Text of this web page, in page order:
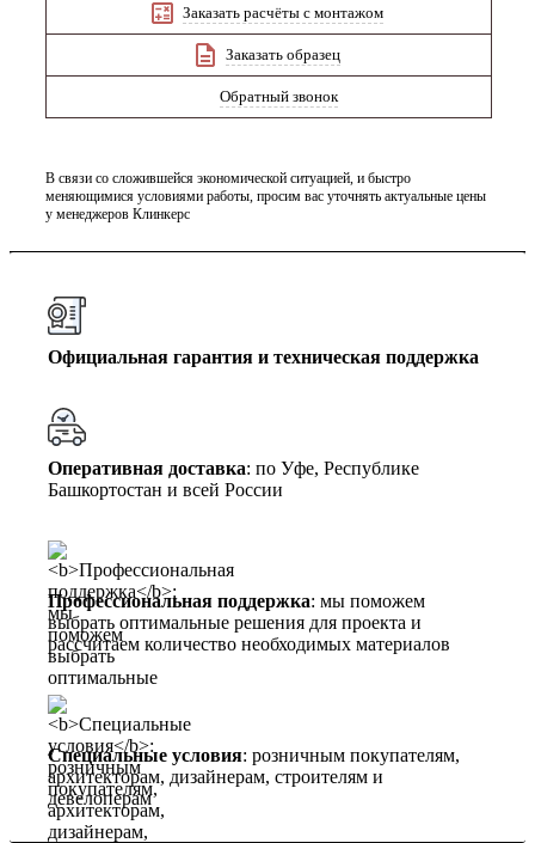
Заказать расчёты с монтажом
Заказать образец
Обратный звонок
В связи со сложившейся экономической ситуацией, и быстро
меняющимися условиями работы, просим вас уточнять актуальные цены
у менеджеров Клинкерс
Официальная гарантия и техническая поддержка
Оперативная доставка: по Уфе, Республике
Башкортостан и всей России
Профессиональная поддержка: мы поможем
выбрать оптимальные решения для проекта и
рассчитаем количество необходимых материалов
Специальные условия: розничным покупателям,
архитекторам, дизайнерам, строителям и
девелоперам